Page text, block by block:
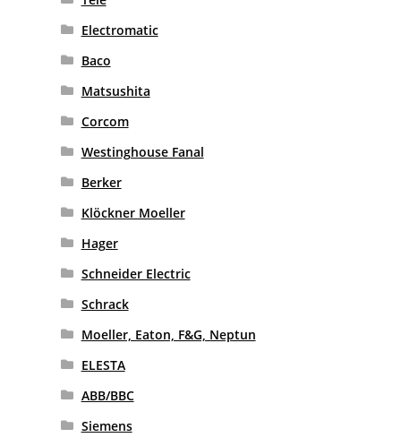
Electromatic
Baco
Matsushita
Corcom
Westinghouse Fanal
Berker
Klöckner Moeller
Hager
Schneider Electric
Schrack
Moeller, Eaton, F&G, Neptun
ELESTA
ABB/BBC
Siemens